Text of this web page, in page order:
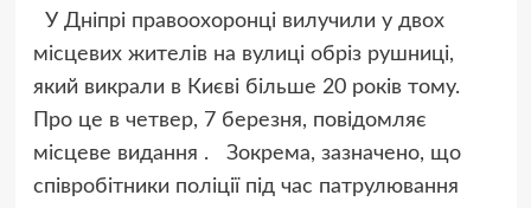
У Дніпрі правоохоронці вилучили у двох
місцевих жителів на вулиці обріз рушниці,
який викрали в Києві більше 20 років тому.
Про це в четвер, 7 березня, повідомляє
місцеве видання . Зокрема, зазначено, що
співробітники поліції під час патрулювання